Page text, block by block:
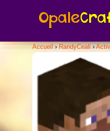
Accueil › RandyCeali ›